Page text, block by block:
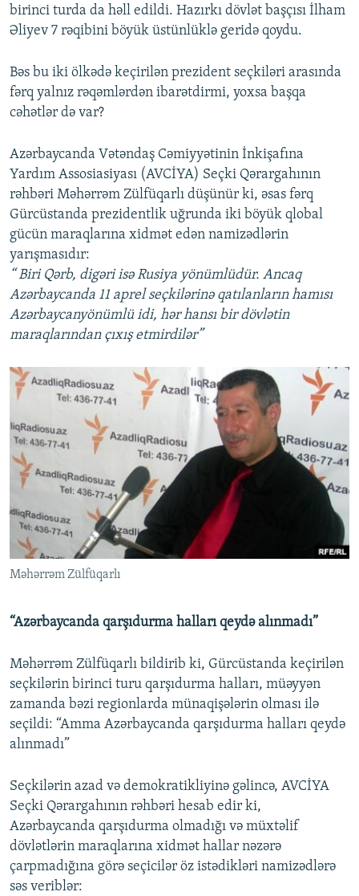
birinci turda da həll edildi. Hazırkı dövlət başçısı İlham
Əliyev 7 rəqibini böyük üstünlüklə geridə qoydu.
Bəs bu iki ölkədə keçirilən prezident seçkiləri arasında
fərq yalnız rəqəmlərdən ibarətdirmi, yoxsa başqa
cəhətlər də var?
Azərbaycanda Vətəndaş Cəmiyyətinin İnkişafına
Yardım Assosiasiyası (AVCİYA) Seçki Qərargahının
rəhbəri Məhərrəm Zülfüqarlı düşünür ki, əsas fərq
Gürcüstanda prezidentlik uğrunda iki böyük qlobal
gücün maraqlarına xidmət edən namizədlərin
yarışmasıdır:
“ Biri Qərb, digəri isə Rusiya yönümlüdür. Ancaq
Azərbaycanda 11 aprel seçkilərinə qatılanların hamısı
Azərbaycanyönümlü idi, hər hansı bir dövlətin
maraqlarından çıxış etmirdilər”
Məhərrəm Zülfüqarlı
“Azərbaycanda qarşıdurma halları qeydə alınmadı”
Məhərrəm Zülfüqarlı bildirib ki, Gürcüstanda keçirilən
seçkilərin birinci turu qarşıdurma halları, müəyyən
zamanda bəzi regionlarda münaqişələrin olması ilə
seçildi: “Amma Azərbaycanda qarşıdurma halları qeydə
alınmadı”
Seçkilərin azad və demokratikliyinə gəlincə, AVCİYA
Seçki Qərargahının rəhbəri hesab edir ki,
Azərbaycanda qarşıdurma olmadığı və müxtəlif
dövlətlərin maraqlarına xidmət hallar nəzərə
çarpmadığına görə seçicilər öz istədikləri namizədlərə
səs veriblər: